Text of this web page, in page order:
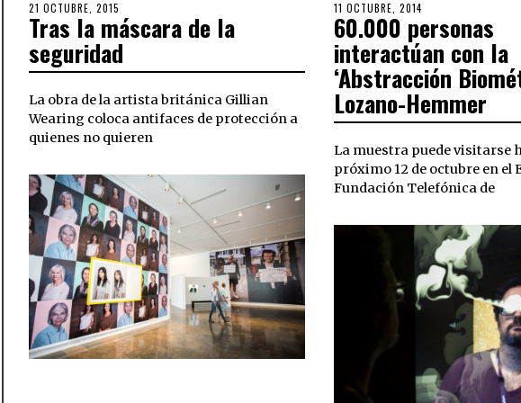
POSTED
ON
21 OCTUBRE, 2015
OCTUBRE,
2018
Tras la máscara de la
seguridad
La obra de la artista británica Gillian
Wearing coloca antifaces de protección a
quienes no quieren
POSTED
ON
11 OCTUBRE, 2014
SEPTIEMBRE,
2018
60.000 personas
interactúan con la
‘Abstracción
Lozano-Hemmer
La muestra puede visitarse
próximo 12 de octubre en el
Fundación Telefónica de